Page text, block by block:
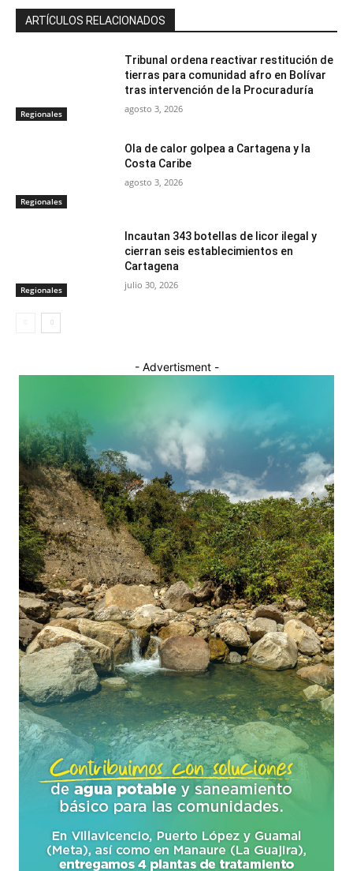
ARTÍCULOS RELACIONADOS
Regionales
Tribunal ordena reactivar restitución de
tierras para comunidad afro en Bolívar
tras intervención de la Procuraduría
agosto 3, 2026
Regionales
Ola de calor golpea a Cartagena y la
Costa Caribe
agosto 3, 2026
Regionales
Incautan 343 botellas de licor ilegal y
cierran seis establecimientos en
Cartagena
julio 30, 2026
- Advertisment -